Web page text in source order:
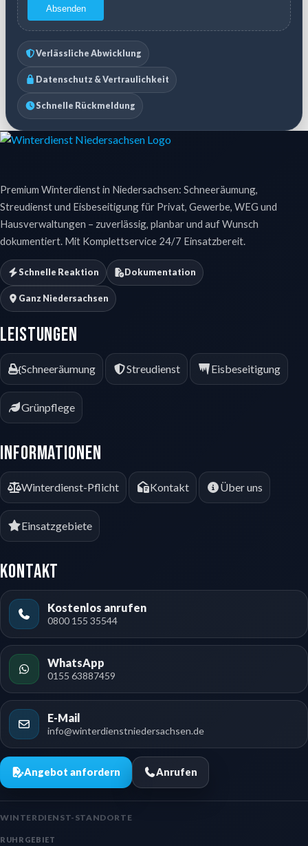
Absenden
Verlässliche Abwicklung
Datenschutz & Vertraulichkeit
Schnelle Rückmeldung
Premium Winterdienst in Niedersachsen: Schneeräumung,
Streudienst und Eisbeseitigung für Privat, Gewerbe, WEG und
Hausverwaltungen – zuverlässig, planbar und auf Wunsch
dokumentiert. Mit Komplettservice 24/7 Einsatzbereit.
Schnelle Reaktion Dokumentation
Ganz Niedersachsen
Leistungen
Schneeräumung Streudienst Eisbeseitigung
Grünpflege
Informationen
Winterdienst-Pflicht Kontakt Über uns
Einsatzgebiete
Kontakt
Kostenlos anrufen
0800 155 35544
WhatsApp
0155 63887459
E-Mail
info@winterdienstniedersachsen.de
Angebot anfordern Anrufen
WINTERDIENST-STANDORTE
RUHRGEBIET